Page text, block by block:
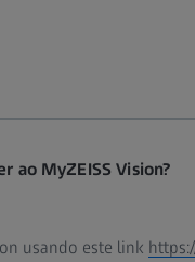
ao MyZEISS Vision?
usando este link